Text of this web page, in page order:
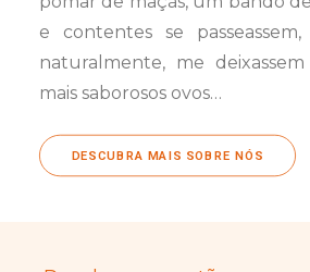
e contentes se
naturalmente, me
mais saborosos ovos…
DESCUBRA MAIS SOBRE NÓS